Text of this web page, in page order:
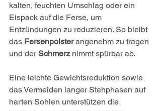
kalten, feuchten Umschlag oder ein
Eispack auf die Ferse, um
Entzündungen zu reduzieren. So bleibt
das Fersenpolster angenehm zu tragen
und der Schmerz nimmt spürbar ab.
Eine leichte Gewichtsreduktion sowie
das Vermeiden langer Stehphasen auf
harten Sohlen unterstützen die